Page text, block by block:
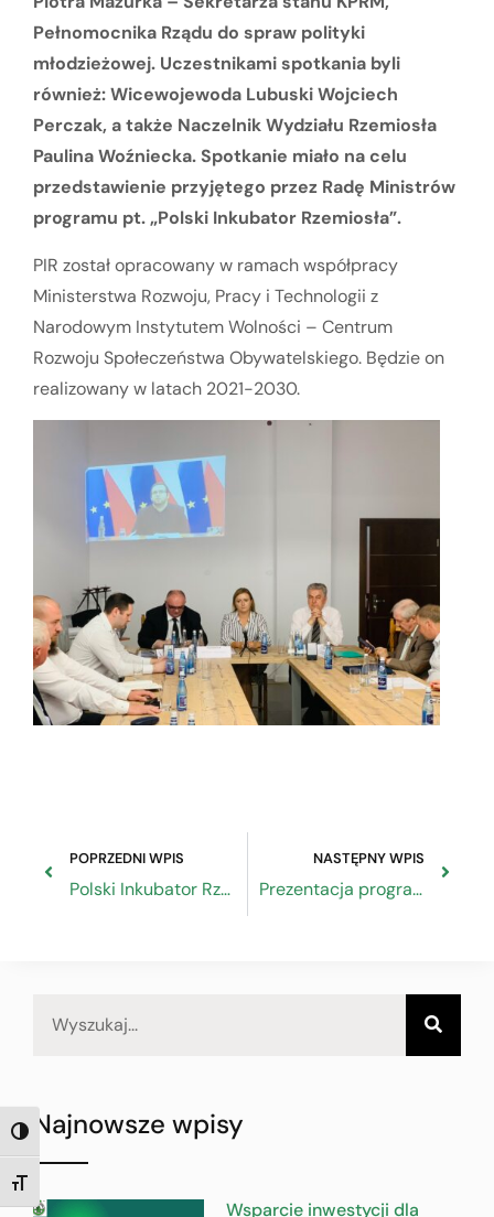
TOGGLE HIGH CONTRAST
TOGGLE FONT SIZE
Pełnomocnika Rządu do spraw polityki
młodzieżowej. Uczestnikami spotkania byli
również: Wicewojewoda Lubuski Wojciech
Perczak, a także Naczelnik Wydziału Rzemiosła
Paulina Woźniecka. Spotkanie miało na celu
przedstawienie przyjętego przez Radę Ministrów
programu pt. „Polski Inkubator Rzemiosła”.
PIR został opracowany w ramach współpracy
Ministerstwa Rozwoju, Pracy i Technologii z
Narodowym Instytutem Wolności – Centrum
Rozwoju Społeczeństwa Obywatelskiego. Będzie on
realizowany w latach 2021-2030.
POPRZEDNI WPIS
Polski Inkubator Rzemiosła – konferencja w Wielkopolskiej Izbie Rzemieślniczej
NASTĘPNY WPIS
Prezentacja programu „Polski Inkubator Rzemiosła” we Wrocławiu
Najnowsze wpisy
Wsparcie inwestycji dla